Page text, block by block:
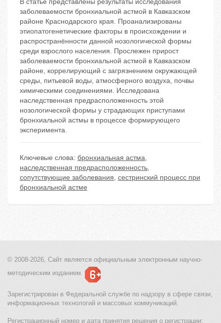
В статье представлены результаты исследования
заболеваемости бронхиальной астмой в Кавказском
районе Краснодарского края. Проанализированы
этиопатогенетические факторы в происхождении и
распространённости данной нозологической формы
среди взрослого населения. Прослежен прирост
заболеваемости бронхиальной астмой в Кавказском
районе, коррелирующий с загрязнением окружающей
среды, питьевой воды, атмосферного воздуха, почвы
химическими соединениями. Исследована
наследственная предрасположенность этой
нозологической формы у страдающих приступами
бронхиальной астмы в процессе формирующего
эксперимента.
Ключевые слова: бронхиальная астма,
наследственная предрасположенность,
сопутствующие заболевания, сестринский процесс при
бронхиальной астме
© 2008-2026, Сайт является официальным электронным научно-
методическим изданием.
Зарегистрирован в Федеральной службе по надзору в сфере связи,
информационных технологий и массовых коммуникаций.
Регистрационный номер и дата принятия решения о регистрации: